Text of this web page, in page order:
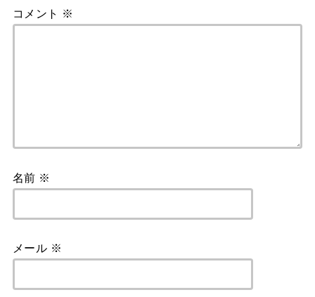
コメント ※
名前 ※
メール ※